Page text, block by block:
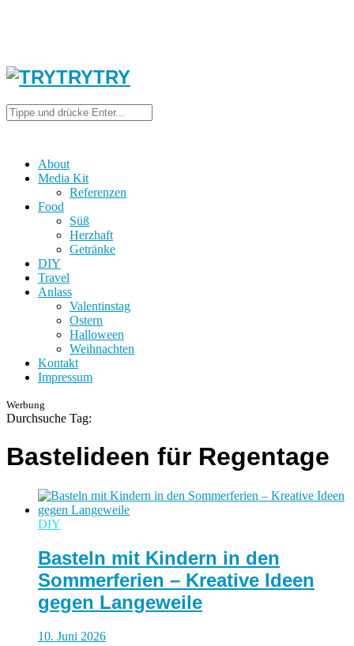
About
Media Kit
Referenzen
Food
Süß
Herzhaft
Getränke
DIY
Travel
Anlass
Valentinstag
Ostern
Halloween
Weihnachten
Kontakt
Impressum
Werbung
Durchsuche Tag:
Bastelideen für Regentage
DIY
Basteln mit Kindern in den
Sommerferien – Kreative Ideen
gegen Langeweile
10. Juni 2026